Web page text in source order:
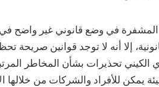
تظل العملات المشفرة في وضع قانوني غير
إلا أنه لا توجد قوانين صريحة
تحذيرات بشأن المخاطر
للأفراد والشركات من خلالها